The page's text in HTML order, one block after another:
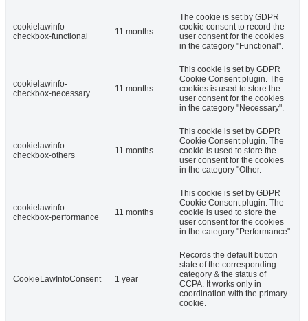
cookielawinfo-
checkbox-functional
11 months
The cookie is set by GDPR
cookie consent to record the
user consent for the cookies
in the category "Functional".
cookielawinfo-
checkbox-necessary
11 months
This cookie is set by GDPR
Cookie Consent plugin. The
cookies is used to store the
user consent for the cookies
in the category "Necessary".
cookielawinfo-
checkbox-others
11 months
This cookie is set by GDPR
Cookie Consent plugin. The
cookie is used to store the
user consent for the cookies
in the category "Other.
cookielawinfo-
checkbox-performance
11 months
This cookie is set by GDPR
Cookie Consent plugin. The
cookie is used to store the
user consent for the cookies
in the category "Performance".
CookieLawInfoConsent 1 year
Records the default button
state of the corresponding
category & the status of
CCPA. It works only in
coordination with the primary
cookie.